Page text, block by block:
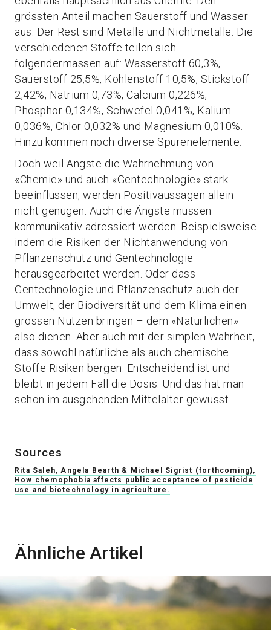
grössten Anteil machen Sauerstoff und Wasser
aus. Der Rest sind Metalle und Nichtmetalle. Die
verschiedenen Stoffe teilen sich
folgendermassen auf: Wasserstoff 60,3%,
Sauerstoff 25,5%, Kohlenstoff 10,5%, Stickstoff
2,42%, Natrium 0,73%, Calcium 0,226%,
Phosphor 0,134%, Schwefel 0,041%, Kalium
0,036%, Chlor 0,032% und Magnesium 0,010%.
Hinzu kommen noch diverse Spurenelemente.
Doch weil Ängste die Wahrnehmung von
«Chemie» und auch «Gentechnologie» stark
beeinflussen, werden Positivaussagen allein
nicht genügen. Auch die Ängste müssen
kommunikativ adressiert werden. Beispielsweise
indem die Risiken der Nichtanwendung von
Pflanzenschutz und Gentechnologie
herausgearbeitet werden. Oder dass
Gentechnologie und Pflanzenschutz auch der
Umwelt, der Biodiversität und dem Klima einen
grossen Nutzen bringen – dem «Natürlichen»
also dienen. Aber auch mit der simplen Wahrheit,
dass sowohl natürliche als auch chemische
Stoffe Risiken bergen. Entscheidend ist und
bleibt in jedem Fall die Dosis. Und das hat man
schon im ausgehenden Mittelalter gewusst.
Sources
Rita Saleh, Angela Bearth & Michael Sigrist (forthcoming),
How chemophobia affects public acceptance of pesticide
use and biotechnology in agriculture.
Ähnliche Artikel